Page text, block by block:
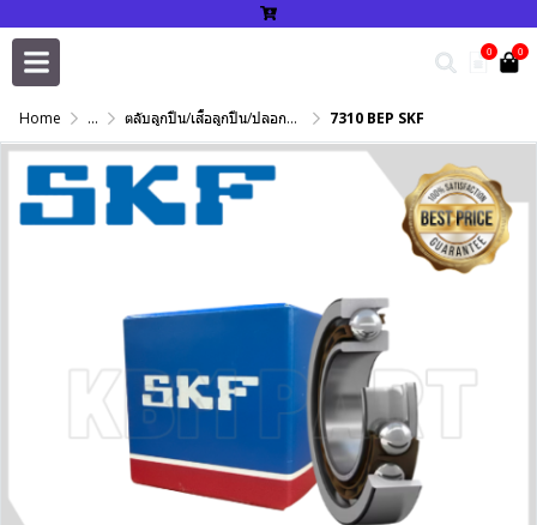
0 0
Home ... ตลับลูกปืน/เสื้อลูกปืน/ปลอกปรับเพลา/แหวนกำหนด/เพลาฮาร์ดโครม 7310 BEP SKF